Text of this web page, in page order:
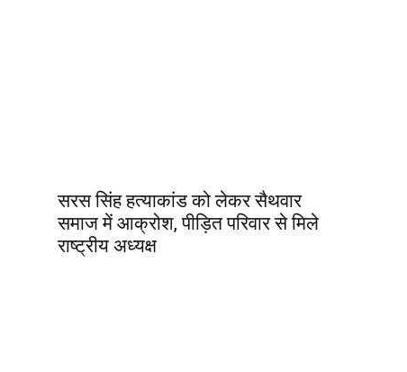
सरस सिंह हत्याकांड को लेकर सैथवार
समाज में आक्रोश, पीड़ित परिवार से मिले
राष्ट्रीय अध्यक्ष